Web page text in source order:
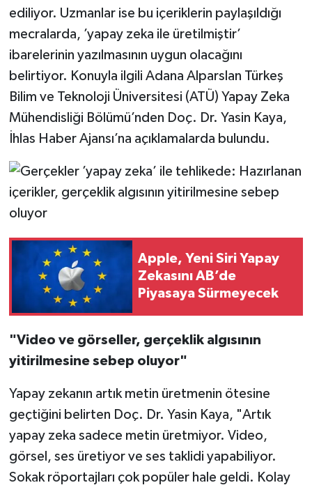
ediliyor. Uzmanlar ise bu içeriklerin paylaşıldığı
mecralarda, ’yapay zeka ile üretilmiştir’
ibarelerinin yazılmasının uygun olacağını
belirtiyor. Konuyla ilgili Adana Alparslan Türkeş
Bilim ve Teknoloji Üniversitesi (ATÜ) Yapay Zeka
Mühendisliği Bölümü’nden Doç. Dr. Yasin Kaya,
İhlas Haber Ajansı’na açıklamalarda bulundu.
Apple, Yeni Siri Yapay
Zekasını AB’de
Piyasaya Sürmeyecek
"Video ve görseller, gerçeklik algısının
yitirilmesine sebep oluyor"
Yapay zekanın artık metin üretmenin ötesine
geçtiğini belirten Doç. Dr. Yasin Kaya, "Artık
yapay zeka sadece metin üretmiyor. Video,
görsel, ses üretiyor ve ses taklidi yapabiliyor.
Sokak röportajları çok popüler hale geldi. Kolay